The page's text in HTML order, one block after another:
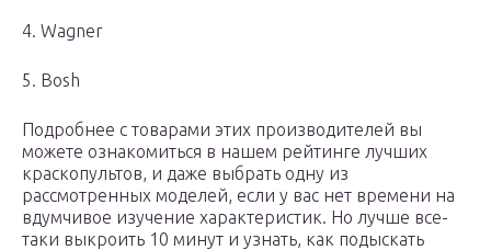
4. Wagner
5. Bosh
Подробнее с товарами этих производителей вы
можете ознакомиться в нашем рейтинге лучших
краскопультов, и даже выбрать одну из
рассмотренных моделей, если у вас нет времени на
вдумчивое изучение характеристик. Но лучше все-
таки выкроить 10 минут и узнать, как подыскать